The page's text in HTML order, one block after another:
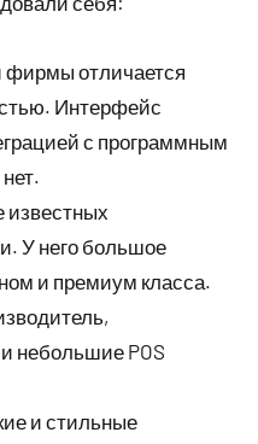
фирмы отличается
Интерфейс
с программным
известных
У него большое
и премиум класса.
небольшие POS
и стильные